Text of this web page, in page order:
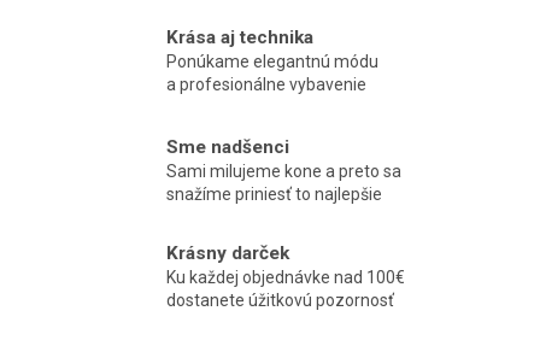
i
e
p
k
y
v
i
s
u
Krása aj technika
Ponúkame elegantnú módu
a profesionálne vybavenie
Sme nadšenci
Sami milujeme kone a preto sa
snažíme priniesť to najlepšie
Krásny darček
Ku každej objednávke nad 100€
dostanete úžitkovú pozornosť